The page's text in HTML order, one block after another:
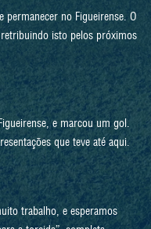
permanecer no Figueirense. O
isto pelos próximos
e marcou um gol.
que teve até aqui.
trabalho, e esperamos